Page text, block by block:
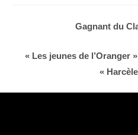
Gagnant du
« Les jeunes de
«